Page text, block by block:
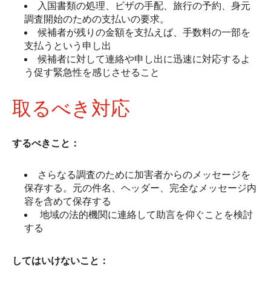
入国書類の処理、ビザの手配、旅行の予約、身元
調査開始のための支払いの要求。
候補者が残りの金額を支払えば、手数料の一部を
支払うという申し出
候補者に対して連絡や申し出に迅速に対応するよ
う促す緊急性を感じさせること
取るべき対応
するべきこと：
さらなる調査のために加害者からのメッセージを
保存する。元の件名、ヘッダー、完全なメッセージ内
容を含めて保存する
地域の法的機関に連絡して助言を仰ぐことを検討
する
してはいけないこと：